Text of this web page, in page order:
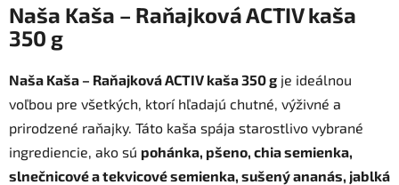
Naša Kaša – Raňajková ACTIV kaša
350 g
Naša Kaša – Raňajková ACTIV kaša 350 g je ideálnou
voľbou pre všetkých, ktorí hľadajú chutné, výživné a
prirodzené raňajky. Táto kaša spája starostlivo vybrané
ingrediencie, ako sú pohánka, pšeno, chia semienka,
slnečnicové a tekvicové semienka, sušený ananás, jablká